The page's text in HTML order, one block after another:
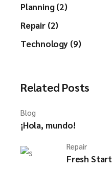
Planning (2)
Repair (2)
Technology (9)
Related Posts
Blog
¡Hola, mundo!
Repair
Fresh Start